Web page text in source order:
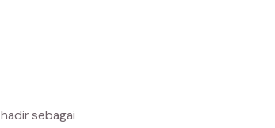
hadir sebagai